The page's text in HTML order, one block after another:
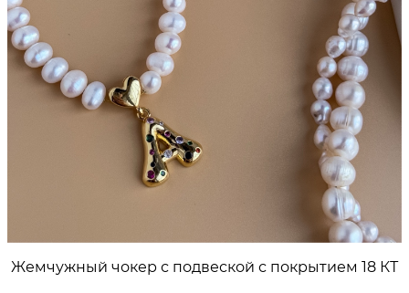
Жемчужный чокер с подвеской с покрытием 18 КТ